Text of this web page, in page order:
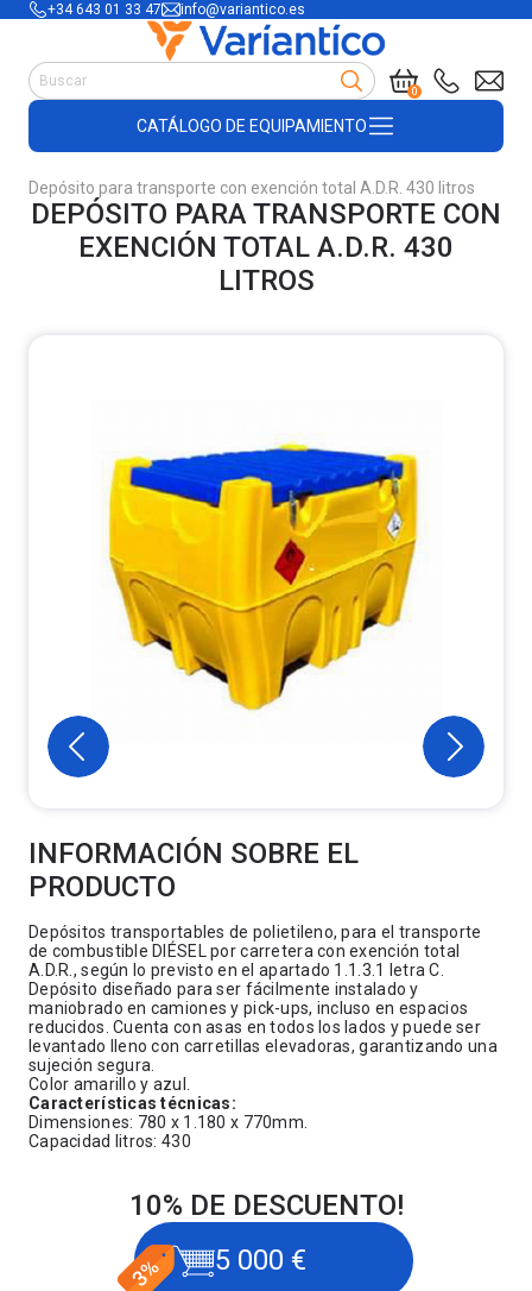
+34 643 01 33 47 info@variantico.es
0
CATÁLOGO DE EQUIPAMIENTO
Accesorios para carretillas
Útiles de almacén
Productos de plástico y madera
Encofrado
Depósito para transporte con exención total A.D.R. 430 litros
DEPÓSITO PARA TRANSPORTE CON
EXENCIÓN TOTAL A.D.R. 430
LITROS
INFORMACIÓN SOBRE EL
PRODUCTO
Depósitos transportables de polietileno, para el transporte
de combustible DIÉSEL por carretera con exención total
A.D.R., según lo previsto en el apartado 1.1.3.1 letra C.
Depósito diseñado para ser fácilmente instalado y
maniobrado en camiones y pick-ups, incluso en espacios
reducidos. Cuenta con asas en todos los lados y puede ser
levantado lleno con carretillas elevadoras, garantizando una
sujeción segura.
Color amarillo y azul.
Características técnicas:
Dimensiones: 780 x 1.180 x 770mm.
Capacidad litros: 430
10% DE DESCUENTO!
5 000 €